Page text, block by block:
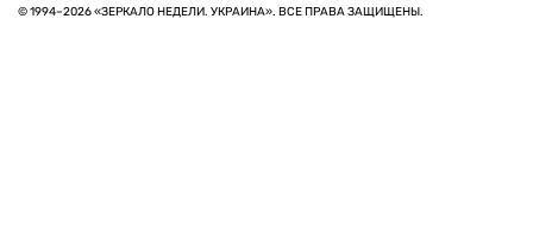
© 1994–2026 «ЗЕРКАЛО НЕДЕЛИ. УКРАИНА». ВСЕ ПРАВА ЗАЩИЩЕНЫ.